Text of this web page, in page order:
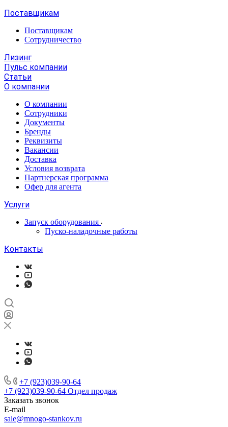
Поставщикам
Поставщикам
Сотрудничество
Лизинг
Пульс компании
Статьи
О компании
О компании
Сотрудники
Документы
Бренды
Реквизиты
Вакансии
Доставка
Условия возврата
Партнерская программа
Офер для агента
Услуги
Запуск оборудования
Пуско-наладочные работы
Контакты
+7 (923)039-90-64
+7 (923)039-90-64 Отдел продаж
Заказать звонок
E-mail
sale@mnogo-stankov.ru